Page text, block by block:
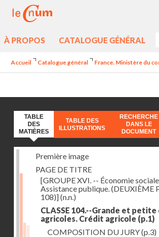
À PROPOS CATALOGUE GÉNÉRAL
Accueil Catalogue général France. Ministère du
TABLE
DES
MATIÈRES
TABLE DES
ILLUSTRATIONS
RECHERCHE
DANS LE
DOCUMENT
Première image
PAGE DE TITRE
[GROUPE XVI. -- Économie
Assistance publique. (DEUXIÈME
108)](n.n.)
CLASSE 104.--Grande et
agricoles. Crédit agricole (p.1)
COMPOSITION DU JURY(p.3)